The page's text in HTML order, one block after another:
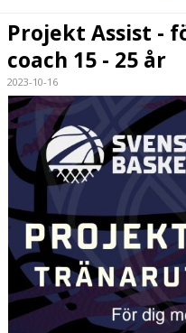
KALENDER
SPORTCHEF - JD´S CORNER
SPELPROGRAM
REHAB ROOM
DOKUMENT/POLICY
BILDGALLERI
UTBILDNING
Projekt Assist -
coach 15 - 25 år
2023-10-16